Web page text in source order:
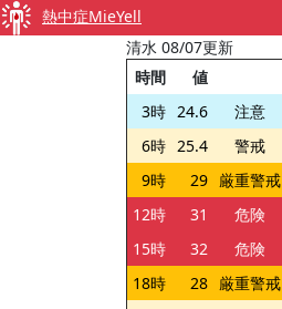
熱中症MieYell
清水 08/07更新
時間
値
3時 24.6 注意
6時 25.4 警戒
9時
29 厳重警戒
12時
31 危険
15時
32 危険
18時
28 厳重警戒